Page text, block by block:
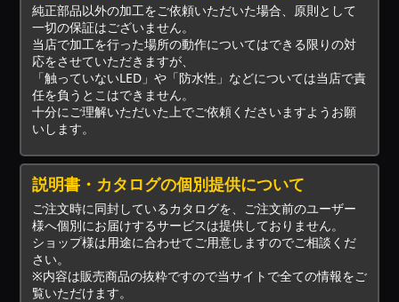
純正部品以外の加工をご依頼いただいた場合、原則として
一切の保証はございません。
当店で加工を行った場所の動作についてはできる限りの対
応をさせていただきますが、
「触っていないLED」や「防水性」などについては当店で責
任を負うとこはできません。
十分にご理解いただいた上でご依頼くださいますようお願
いします。
説明書・カタログの個別提供について
ご注文時に同封しているカタログを、ご注文前のユーザー
様へ個別にお届けするサービスは提供しておりません。
ショップ様は用途に合わせてご用意しますのでご相談くだ
さい。
※内容は販売商品の抜粋ですので当サイトで全ての情報をご
覧いただけます。